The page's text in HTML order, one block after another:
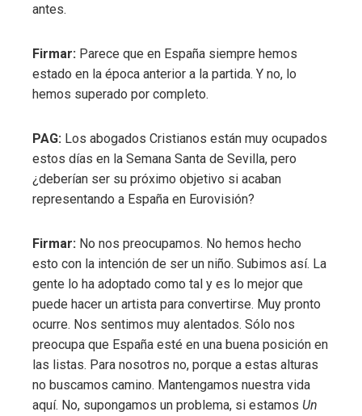
antes.
Firmar: Parece que en España siempre hemos
estado en la época anterior a la partida. Y no, lo
hemos superado por completo.
PAG: Los abogados Cristianos están muy ocupados
estos días en la Semana Santa de Sevilla, pero
¿deberían ser su próximo objetivo si acaban
representando a España en Eurovisión?
Firmar: No nos preocupamos. No hemos hecho
esto con la intención de ser un niño. Subimos así. La
gente lo ha adoptado como tal y es lo mejor que
puede hacer un artista para convertirse. Muy pronto
ocurre. Nos sentimos muy alentados. Sólo nos
preocupa que España esté en una buena posición en
las listas. Para nosotros no, porque a estas alturas
no buscamos camino. Mantengamos nuestra vida
aquí. No, supongamos un problema, si estamos Un